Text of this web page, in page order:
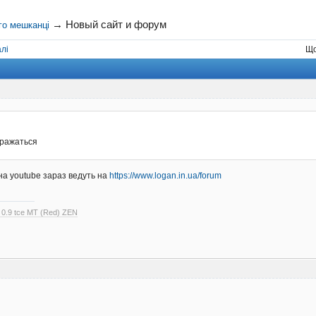
мешканці → Новый сайт и форум
youtube зараз ведуть на https://www.logan.in.ua/forum
tce MT (Red) ZEN